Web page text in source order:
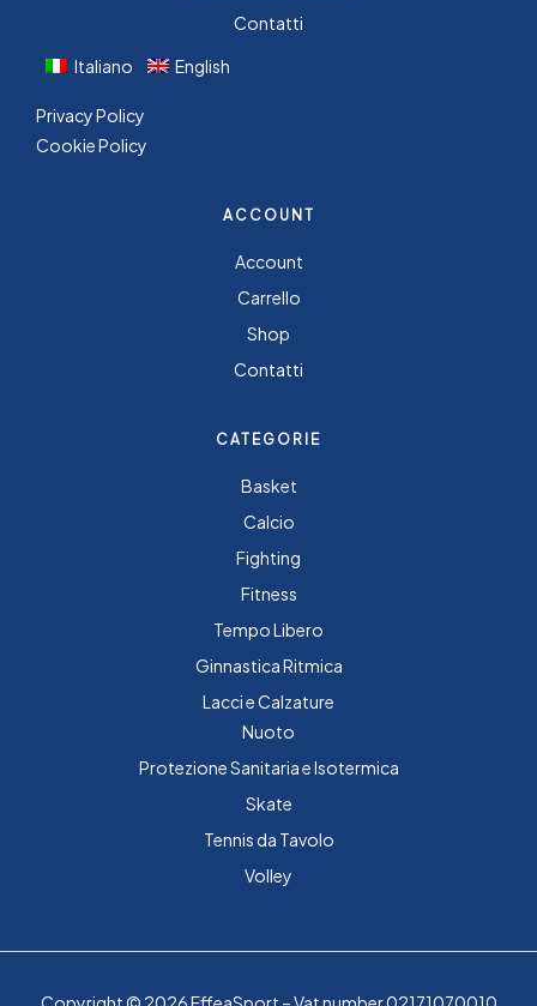
Contatti
Italiano
English
Privacy Policy
Cookie Policy
ACCOUNT
Account
Carrello
Shop
Contatti
CATEGORIE
Basket
Calcio
Fighting
Fitness
Tempo Libero
Ginnastica Ritmica
Lacci e Calzature
Nuoto
Protezione Sanitaria e Isotermica
Skate
Tennis da Tavolo
Volley